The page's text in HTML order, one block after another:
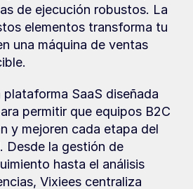
de ejecución robustos. La
elementos transforma tu
una máquina de ventas
SaaS diseñada
permitir que equipos B2C
y mejoren cada etapa del
Desde la gestión de
hasta el análisis
Vixiees centraliza